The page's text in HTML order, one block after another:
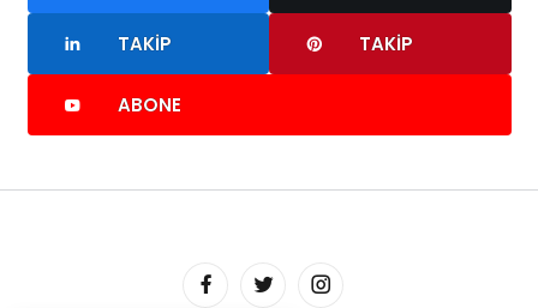
TAKIP TAKIP
ABONE